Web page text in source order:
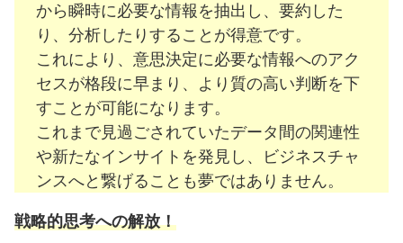
3-1. AIを自分仕様に育てる「Copilot Memory」とプロン
プト活用術
Copilot Memory：あなたの「記憶力」を学ぶAIアシスタン
ト
Copilotを操る質問力：効果的なプロンプト作成術の基礎
プロンプト応用テクニック：アプリ連携と対話で深掘り
3-2. Context IQを最大限に活用し、より精度の高い回答
を引き出す方法
から瞬時に必要な情報を抽出し、要約した
り、分析したりすることが得意です。
これにより、意思決定に必要な情報へのアク
セスが格段に早まり、より質の高い判断を下
すことが可能になります。
これまで見過ごされていたデータ間の関連性
や新たなインサイトを発見し、ビジネスチャ
ンスへと繋げることも夢ではありません。
戦略的思考への解放！